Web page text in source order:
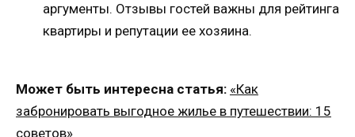
аргументы. Отзывы гостей важны для рейтинга
квартиры и репутации ее хозяина.
Может быть интересна статья: «Как
забронировать выгодное жилье в путешествии: 15
советов»